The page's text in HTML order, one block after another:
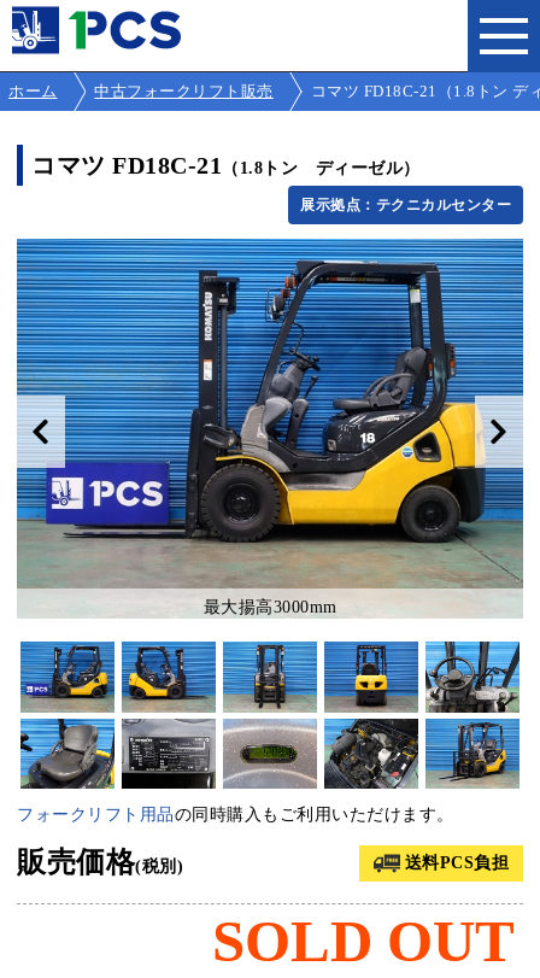
ホーム 中古フォークリフト販売 コマツ FD18C-21（1.8トン デ
コマツ FD18C-21 （1.8トン ディーゼル）
展示拠点：テクニカルセンター
最大揚高3000mm
フォークリフト用品の同時購入もご利用いただけます。
販売価格(税別) 送料PCS負担
SOLD OUT